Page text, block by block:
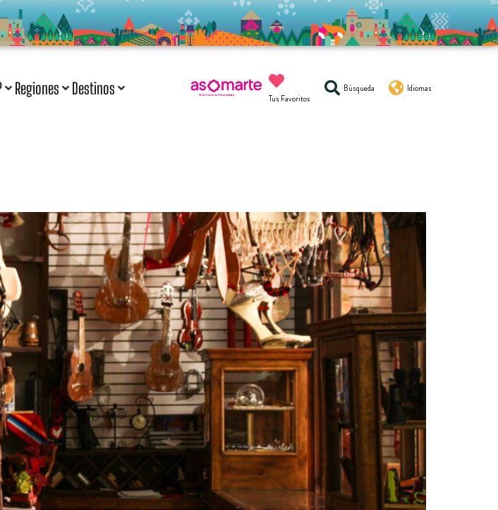
Regiones Destinos
Tus Favoritos
Búsqueda Idiomas